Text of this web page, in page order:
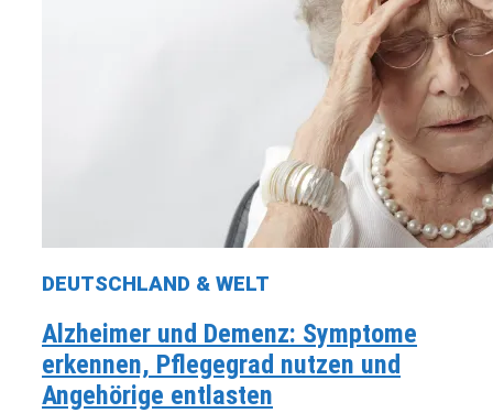
DEUTSCHLAND & WELT
Alzheimer und Demenz: Symptome
erkennen, Pflegegrad nutzen und
Angehörige entlasten